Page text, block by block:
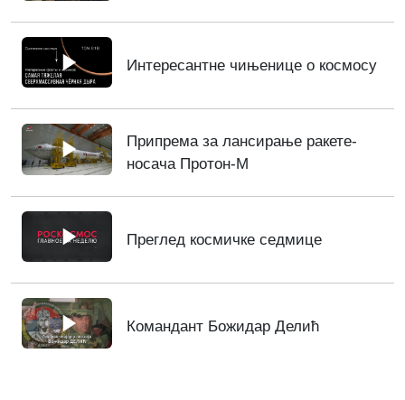
Интересантне чињенице о космосу
Припрема за лансирање ракете-
носача Протон-М
Преглед космичке седмице
Командант Божидар Делић